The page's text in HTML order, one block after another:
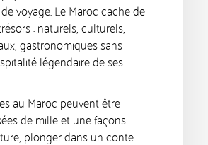
voyage. Le Maroc cache de
: naturels, culturels,
gastronomiques sans
légendaire de ses
au Maroc peuvent être
de mille et une façons.
plonger dans un conte